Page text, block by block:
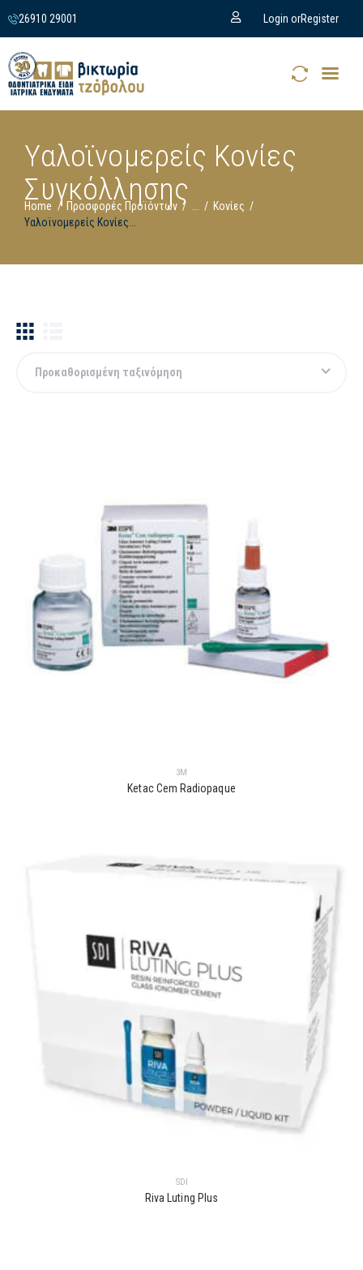
26910 29001 Login orRegister
Υαλοϊνομερείς Κονίες
Συγκόλλησης
Home Προσφορές Προϊόντων ...
Κονίες
Υαλοϊνομερείς Κονίες...
3M
Ketac Cem Radiopaque
SDI
Riva Luting Plus